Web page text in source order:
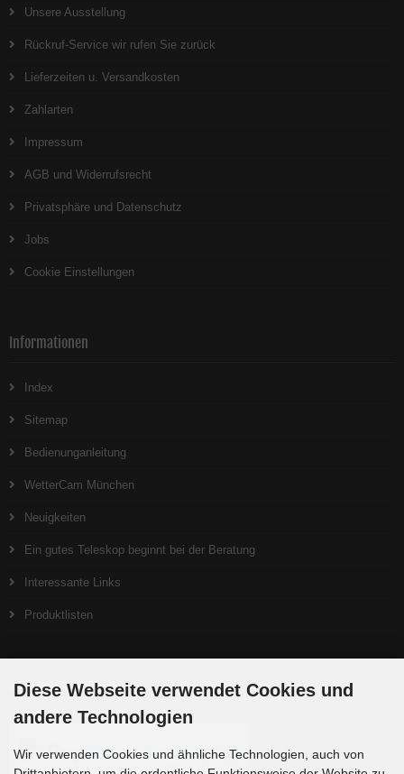
Unsere Ausstellung
Rückruf-Service wir rufen Sie zurück
Lieferzeiten u. Versandkosten
Zahlarten
Impressum
AGB und Widerrufsrecht
Privatsphäre und Datenschutz
Jobs
Cookie Einstellungen
Informationen
Index
Sitemap
Bedienunganleitung
WetterCam München
Neuigkeiten
Ein gutes Teleskop beginnt bei der Beratung
Interessante Links
Produktlisten
Zahlungsmethoden
Diese Webseite verwendet Cookies und
andere Technologien
Wir verwenden Cookies und ähnliche Technologien, auch von